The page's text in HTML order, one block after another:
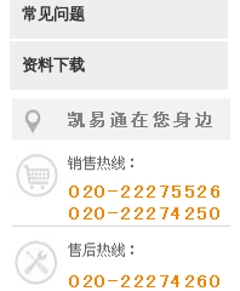
常见问题
资料下载